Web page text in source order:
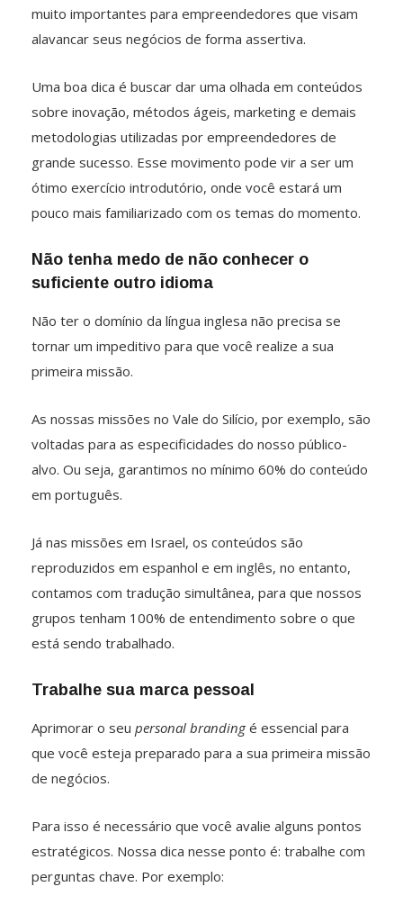
muito importantes para empreendedores que visam
alavancar seus negócios de forma assertiva.
Uma boa dica é buscar dar uma olhada em conteúdos
sobre inovação, métodos ágeis, marketing e demais
metodologias utilizadas por empreendedores de
grande sucesso. Esse movimento pode vir a ser um
ótimo exercício introdutório, onde você estará um
pouco mais familiarizado com os temas do momento.
Não tenha medo de não conhecer o
suficiente outro idioma
Não ter o domínio da língua inglesa não precisa se
tornar um impeditivo para que você realize a sua
primeira missão.
As nossas missões no Vale do Silício, por exemplo, são
voltadas para as especificidades do nosso público-
alvo. Ou seja, garantimos no mínimo 60% do conteúdo
em português.
Já nas missões em Israel, os conteúdos são
reproduzidos em espanhol e em inglês, no entanto,
contamos com tradução simultânea, para que nossos
grupos tenham 100% de entendimento sobre o que
está sendo trabalhado.
Trabalhe sua marca pessoal
Aprimorar o seu personal brandingé essencial para
que você esteja preparado para a sua primeira missão
de negócios.
Para isso é necessário que você avalie alguns pontos
estratégicos. Nossa dica nesse ponto é: trabalhe com
perguntas chave. Por exemplo: